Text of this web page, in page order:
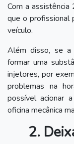
Com a
que o profissional
veículo.
Além disso, se a
formar uma
injetores, por
problemas na
possível acionar
oficina mecânica
2.